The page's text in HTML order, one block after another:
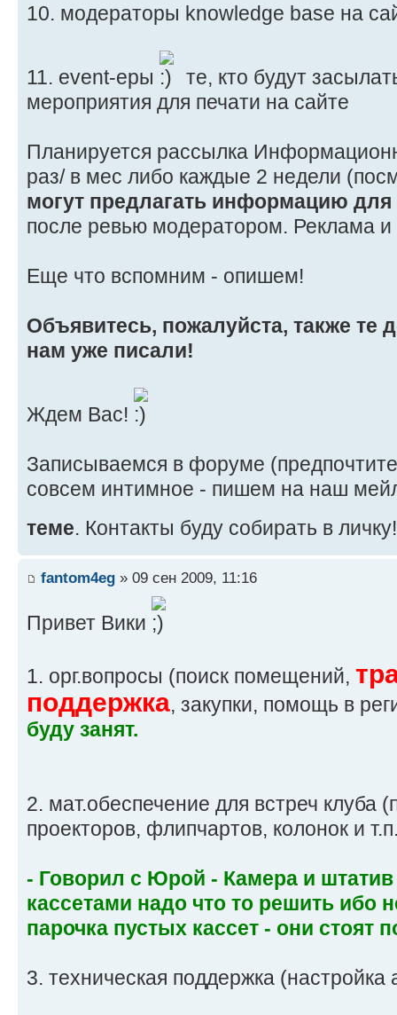
10. модераторы knowledge base на
11. event-еры
те, кто будут
мероприятия для печати на сайте
Планируется рассылка
раз/ в мес либо каждые 2 недели
могут предлагать информацию
после ревью модератором. Реклама и
Еще что вспомним - опишем!
Объявитесь, пожалуйста, также те
нам уже писали!
Ждем Вас!
Записываемся в форуме
совсем интимное - пишем на наш
теме. Контакты буду собирать в
fantom4eg » 09 сен 2009, 11:16
Привет Вики
1. орг.вопросы (поиск помещений,
поддержка, закупки, помощь в
буду занят.
2. мат.обеспечение для встреч клуба
проекторов, флипчартов, колонок и
- Говорил с Юрой - Камера и штатив
кассетами надо что то решить ибо
парочка пустых кассет - они стоят
3. техническая поддержка (настройка